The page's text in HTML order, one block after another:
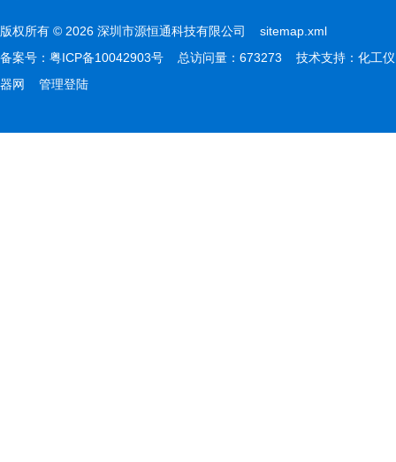
版权所有 © 2026 深圳市源恒通科技有限公司 sitemap.xml
备案号： 粤ICP备10042903号 总访问量：673273 技术支持： 化工仪
器网
管理登陆